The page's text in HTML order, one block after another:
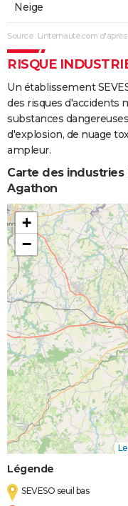
Neige
Source : Linternaute.com
RISQUE
Un établissement
des risques d'accidents
substances
d'explosion, de nuage
ampleur.
Carte des industries
Agathon
+
−
Légende
SEVESO seuil bas